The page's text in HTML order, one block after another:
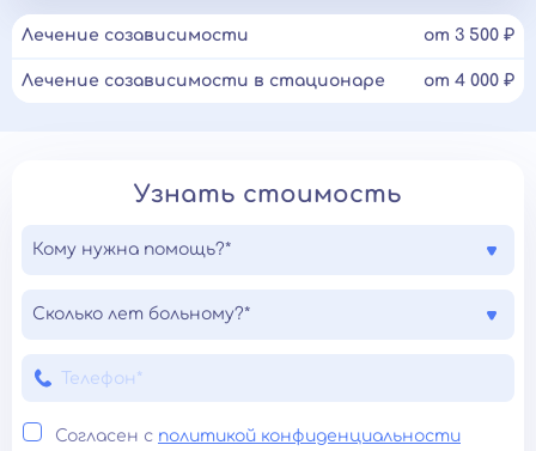
Лечение созависимости от 3 500 ₽
Лечение созависимости в стационаре от 4 000 ₽
Узнать стоимость
Кому нужна помощь?*
Сколько лет больному?*
Согласен с политикой конфиденциальности